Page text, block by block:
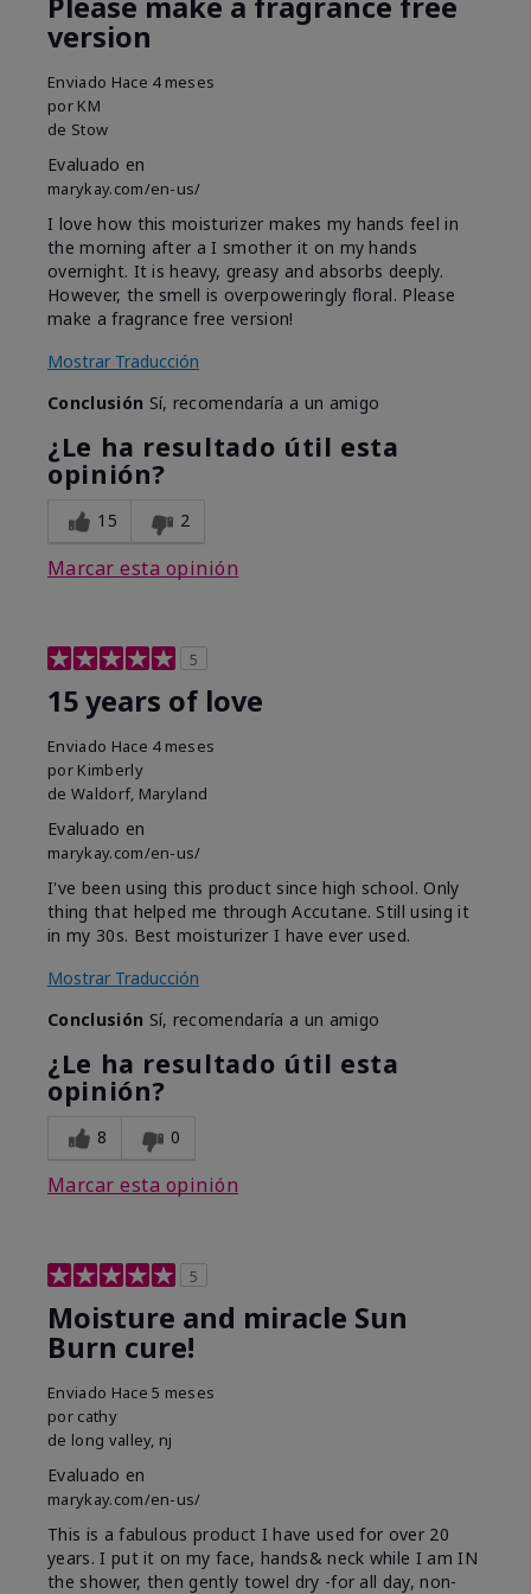
version
Enviado Hace 4 meses
por KM
de Stow
Evaluado en
marykay.com/en-us/
I love how this moisturizer makes my hands feel in
the morning after a I smother it on my hands
overnight. It is heavy, greasy and absorbs deeply.
However, the smell is overpoweringly floral. Please
make a fragrance free version!
Mostrar Traducción
Conclusión Sí, recomendaría a un amigo
¿Le ha resultado útil esta
opinión?
15 2
Marcar esta opinión
5
15 years of love
Enviado Hace 4 meses
por Kimberly
de Waldorf, Maryland
Evaluado en
marykay.com/en-us/
I've been using this product since high school. Only
thing that helped me through Accutane. Still using it
in my 30s. Best moisturizer I have ever used.
Mostrar Traducción
Conclusión Sí, recomendaría a un amigo
¿Le ha resultado útil esta
opinión?
8 0
Marcar esta opinión
5
Moisture and miracle Sun
Burn cure!
Enviado Hace 5 meses
por cathy
de long valley, nj
Evaluado en
marykay.com/en-us/
This is a fabulous product I have used for over 20
years. I put it on my face, hands& neck while I am IN
the shower, then gently towel dry -for all day, non-